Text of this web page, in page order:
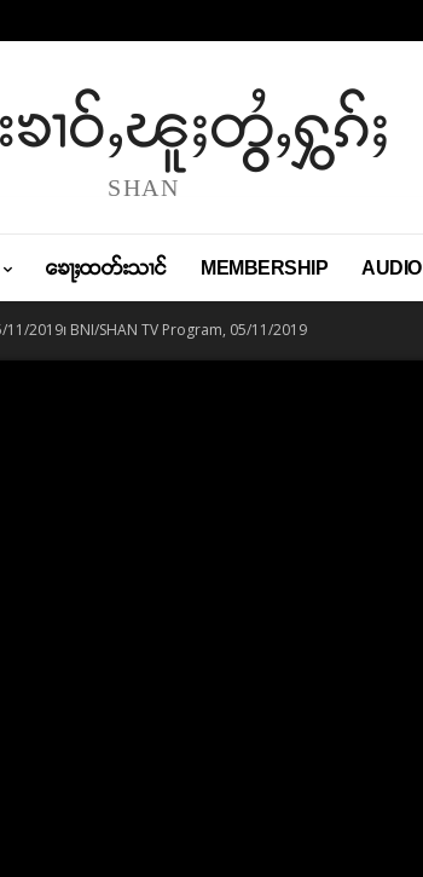
ၢဝ်ႇၽူႈတွႆႇႁွၵ်ႈ
SHAN
ၶေႃႈထတ်းသၢင် MEMBERSHIP AUDIO
၊ BNI/SHAN TV Program, 05/11/2019